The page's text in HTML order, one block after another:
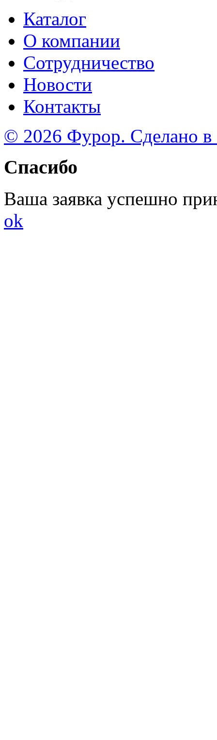
Каталог
О компании
Сотрудничество
Новости
Контакты
© 2026 Фурор. Сделано в
Спасибо
Ваша заявка успешно
ok